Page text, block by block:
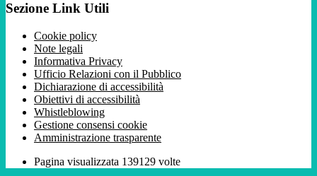
Sezione Link Utili
Cookie policy
Note legali
Informativa Privacy
Ufficio Relazioni con il Pubblico
Dichiarazione di accessibilità
Obiettivi di accessibilità
Whistleblowing
Gestione consensi cookie
Amministrazione trasparente
Pagina visualizzata 139129 volte